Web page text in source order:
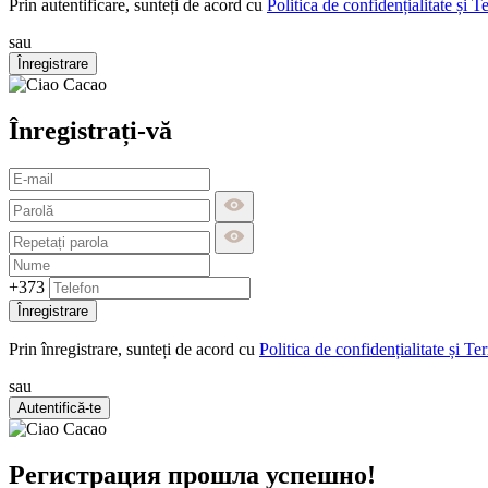
Prin autentificare, sunteți de acord cu Politica de confidențialitate și
sau
Înregistrare
Înregistrați-vă
+373
Înregistrare
Prin înregistrare, sunteți de acord cu Politica de confidențialitate și
sau
Autentifică-te
Регистрация прошла успешно!